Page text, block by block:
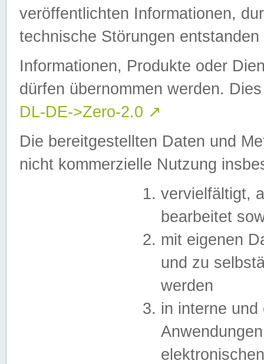
veröffentlichten Informationen,
technische Störungen
Informationen, Produkte oder
dürfen übernommen werden.
DL-DE->Zero-2.0 ↗
Die bereitgestellten Daten und
nicht kommerzielle Nutzung
vervielfältigt,
bearbeitet
mit eigenen
und zu
werden
in interne